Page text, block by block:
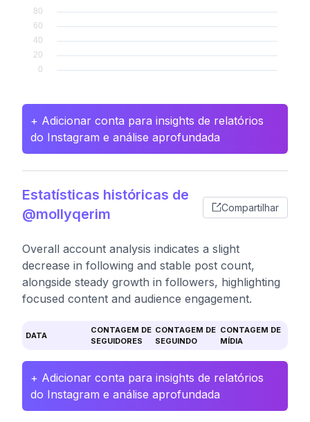
+ Adicionar conta para insights de relatórios
do Instagram e análise aprofundada
Estatísticas históricas de
@mollyqerim
Compartilhar
Overall account analysis indicates a slight
decrease in following and stable post count,
alongside steady growth in followers, highlighting
focused content and audience engagement.
DATA
CONTAGEM DE
SEGUIDORES
CONTAGEM DE
SEGUINDO
CONTAGEM DE
MÍDIA
+ Adicionar conta para insights de relatórios
do Instagram e análise aprofundada